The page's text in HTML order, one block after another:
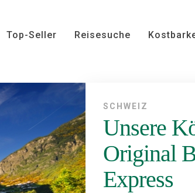
Top-Seller Reisesuche
SCHWEIZ
Unsere
Original
Express